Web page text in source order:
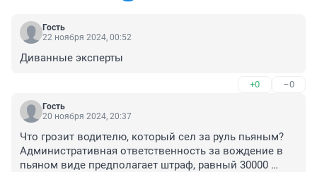
Гость
22 ноября 2024, 00:52
Диванные эксперты
+0 –0
Гость
20 ноября 2024, 20:37
Что грозит водителю, который сел за руль пьяным?
Административная ответственность за вождение в
пьяном виде предполагает штраф, равный 30000